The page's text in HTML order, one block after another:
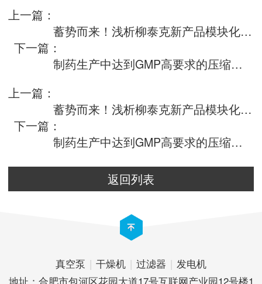
上一篇：
蓄势而来！浅析柳泰克新产品模块化设计，玩出新花样！
下一篇：
制药生产中达到GMP高要求的压缩空气
上一篇：
蓄势而来！浅析柳泰克新产品模块化设计，玩出新花样！
下一篇：
制药生产中达到GMP高要求的压缩空气
返回列表
真空泵 | 干燥机 | 过滤器 | 发电机
地址：合肥市包河区花园大道17号互联网产业园12号楼1